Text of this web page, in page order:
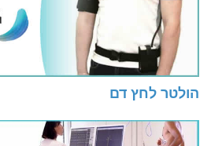
הולטר לחץ דם